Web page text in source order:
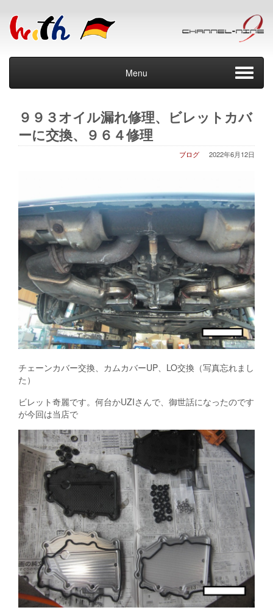
Menu
９９３オイル漏れ修理、ビレットカバ
ーに交換、９６４修理
2022年6月12日
ブログ
チェーンカバー交換、カムカバーUP、LO交換（写真忘れまし
た）
ビレット奇麗です。何台かUZIさんで、御世話になったのです
が今回は当店で